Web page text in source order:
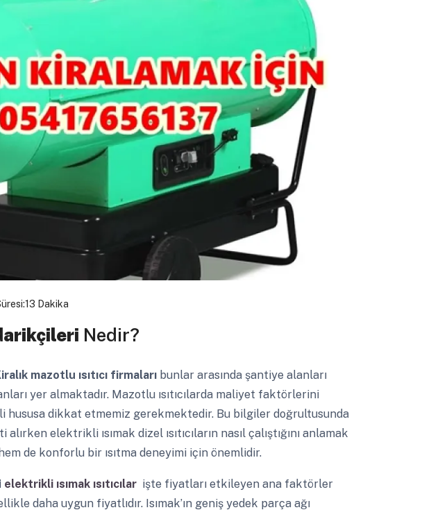
Dakika
Nedir?
mazotlu ısıtıcı firmaları bunlar arasında şantiye alanları
yer almaktadır. Mazotlu ısıtıcılarda maliyet faktörlerini
hususa dikkat etmemiz gerekmektedir. Bu bilgiler doğrultusunda
elektrikli ısımak dizel ısıtıcıların nasıl çalıştığını anlamak
de konforlu bir ısıtma deneyimi için önemlidir.
elektrikli ısımak ısıtıcılar işte fiyatları etkileyen ana faktörler
daha uygun fiyatlıdır. Isımak’ın geniş yedek parça ağı